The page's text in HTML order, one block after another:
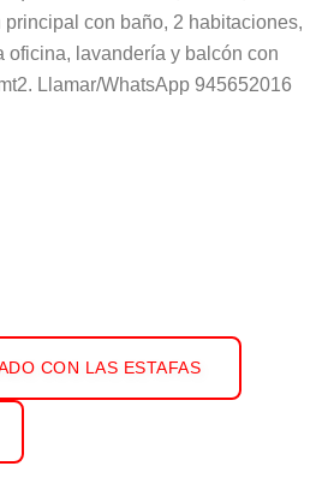
con baño, 2 habitaciones,
oficina, lavandería y balcón con
Llamar/WhatsApp 945652016
CON LAS ESTAFAS